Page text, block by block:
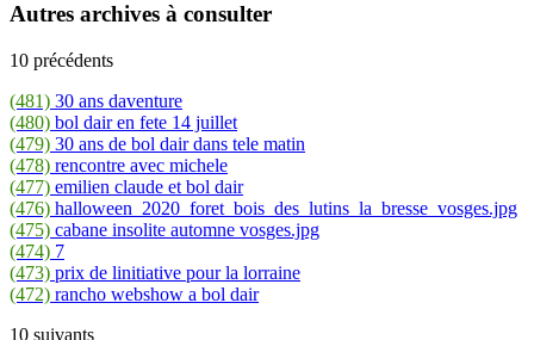
Autres archives à consulter
10 précédents
(481) 30 ans daventure
(480) bol dair en fete 14 juillet
(479) 30 ans de bol dair dans tele matin
(478) rencontre avec michele
(477) emilien claude et bol dair
(476) halloween_2020_foret_bois_des_lutins_la_bresse_vosges.jpg
(475) cabane insolite automne vosges.jpg
(474) 7
(473) prix de linitiative pour la lorraine
(472) rancho webshow a bol dair
10 suivants